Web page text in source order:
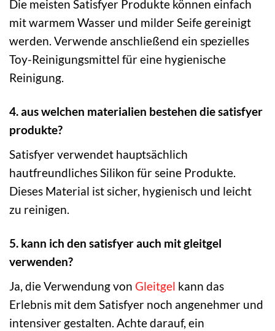
Die meisten Satisfyer Produkte können einfach
mit warmem Wasser und milder Seife gereinigt
werden. Verwende anschließend ein spezielles
Toy-Reinigungsmittel für eine hygienische
Reinigung.
4. aus welchen materialien bestehen die satisfyer
produkte?
Satisfyer verwendet hauptsächlich
hautfreundliches Silikon für seine Produkte.
Dieses Material ist sicher, hygienisch und leicht
zu reinigen.
5. kann ich den satisfyer auch mit gleitgel
verwenden?
Ja, die Verwendung von Gleitgel kann das
Erlebnis mit dem Satisfyer noch angenehmer und
intensiver gestalten. Achte darauf, ein